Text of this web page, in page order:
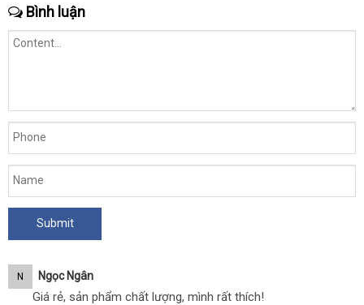
trong
ngành
lớn.
Bình luận
N Ngọc Ngân
Giá rẻ, sản phẩm chất lượng, mình rất thích!